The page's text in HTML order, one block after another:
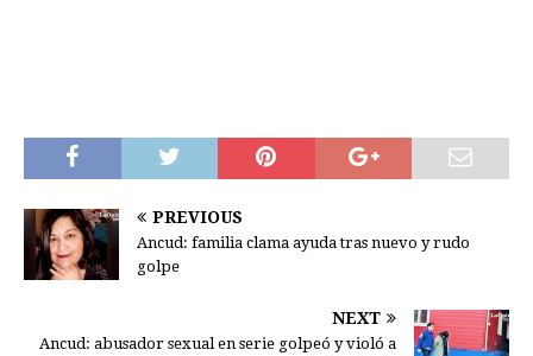
PREVIOUS
Ancud: familia clama ayuda tras nuevo y rudo
golpe
NEXT
Ancud: abusador sexual en serie golpeó y violó a